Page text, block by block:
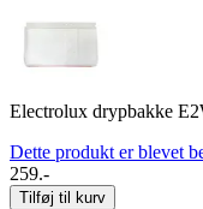
Electrolux drypbakke
Dette produkt er blevet
259.-
Tilføj til kurv